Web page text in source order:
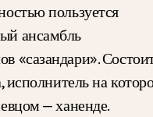
пользуется
ансамбль
«сазандари».
исполнитель на
— ханенде.